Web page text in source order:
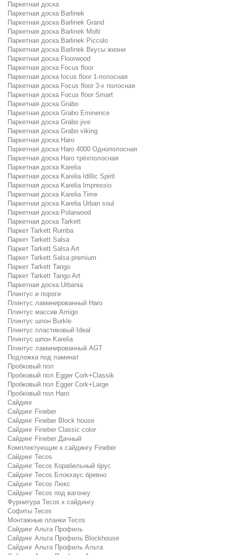
Паркетная доска
Паркетная доска Barlinek
Паркетная доска Barlinek Grand
Паркетная доска Barlinek Molti
Паркетная доска Barlinek Piccolo
Паркетная доска Barlinek Вкусы жизни
Паркетная доска Floorwood
Паркетная доска Focus floor
Паркетная доска focus floor 1-полосная
Паркетная доска Focus floor 3-х полосная
Паркетная доска Focus floor Smart
Паркетная доска Grabo
Паркетная доска Grabo Eminence
Паркетная доска Grabo jive
Паркетная доска Grabo viking
Паркетная доска Haro
Паркетная доска Haro 4000 Однополосная
Паркетная доска Haro трёхполосная
Паркетная доска Karelia
Паркетная доска Karelia Idillic Spirit
Паркетная доска Karelia Impressio
Паркетная доска Karelia Time
Паркетная доска Karelia Urban soul
Паркетная доска Polarwood
Паркетная доска Tarkett
Паркет Tarkett Rumba
Паркет Tarkett Salsa
Паркет Tarkett Salsa Art
Паркет Tarkett Salsa premium
Паркет Tarkett Tango
Паркет Tarkett Tango Art
Паркетная доска Urbania
Плинтус и пороги
Плинтус ламинированный Haro
Плинтус массив Amigo
Плинтус шпон Burkle
Плинтус пластиковый Ideal
Плинтус шпон Karelia
Плинтус ламинированный AGT
Подложка под ламинат
Пробковый пол
Пробковый пол Egger Cork+Classik
Пробковый пол Egger Cork+Large
Пробковый пол Haro
Сайдинг
Сайдинг Fineber
Сайдинг Fineber Block house
Сайдинг Fineber Classic color
Сайдинг Fineber Дачный
Комплектующие к сайдингу Fineber
Сайдинг Tecos
Сайдинг Tecos Корабельный брус
Сайдинг Tecos Блокхаус бревно
Сайдинг Tecos Люкс
Сайдинг Tecos под вагонку
Фурнитура Tecos к сайдингу
Софиты Tecos
Монтажные планки Tecos
Сайдинг Альта Профиль
Сайдинг Альта Профиль Blockhouse
Сайдинг Альта Профиль Альта